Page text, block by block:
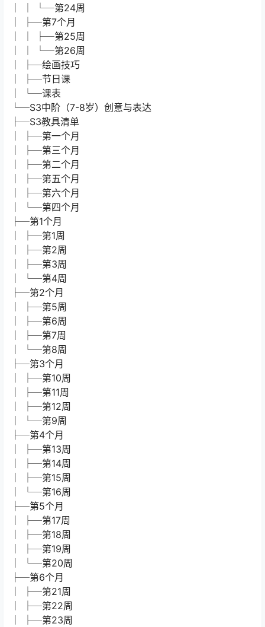
│ │ └─第24周
│ ├─第7个月
│ │ ├─第25周
│ │ └─第26周
│ ├─绘画技巧
│ ├─节日课
│ └─课表
└─S3中阶（7-8岁）创意与表达
├─S3教具清单
│ ├─第一个月
│ ├─第三个月
│ ├─第二个月
│ ├─第五个月
│ ├─第六个月
│ └─第四个月
├─第1个月
│ ├─第1周
│ ├─第2周
│ ├─第3周
│ └─第4周
├─第2个月
│ ├─第5周
│ ├─第6周
│ ├─第7周
│ └─第8周
├─第3个月
│ ├─第10周
│ ├─第11周
│ ├─第12周
│ └─第9周
├─第4个月
│ ├─第13周
│ ├─第14周
│ ├─第15周
│ └─第16周
├─第5个月
│ ├─第17周
│ ├─第18周
│ ├─第19周
│ └─第20周
├─第6个月
│ ├─第21周
│ ├─第22周
│ ├─第23周